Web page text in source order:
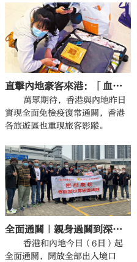
使用成人八達通及樂悠咭（60-6
4歲）乘客，只需經落馬洲站前往
深圳，同日回程時乘深圳地鐵4號
綫，並於福田口岸站出閘前用同
一張八達通拍一拍「港鐵特惠
站」後經落馬洲站返港，該車程
即可享6元車費優惠。若只搭南下
去香港一程，拍一拍「港鐵特惠
站」亦可享3元車費優惠。
直擊內地豪客來港：「血拚」無上限
萬眾期待，香港與內地昨日
實現全面免檢疫復常通關，香港
各旅遊區也重現旅客影蹤。
全面通關｜親身過關到深圳蓮塘口岸 陳月明大讚過程順暢
香港和內地今日（6日）起
全面通關，開放全部出入境口